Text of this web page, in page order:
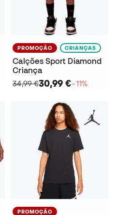
PROMOÇÃO CRIANÇAS
Calções Sport Diamond
Criança
34,99 €30,99 €−11%
PROMOÇÃO